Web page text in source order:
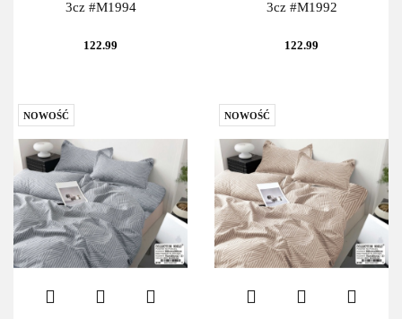
3cz #M1994
122.99
3cz #M1992
122.99
NOWOŚĆ NOWOŚĆ